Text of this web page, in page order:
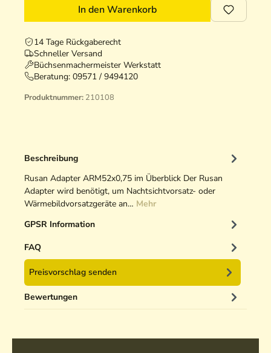
In den Warenkorb
14 Tage Rückgaberecht
Schneller Versand
Büchsenmachermeister Werkstatt
Beratung: 09571 / 9494120
Produktnummer: 210108
Beschreibung
Rusan Adapter ARM52x0,75 im Überblick Der Rusan
Adapter wird benötigt, um Nachtsichtvorsatz- oder
Wärmebildvorsatzgeräte an… Mehr
GPSR Information
FAQ
Preisvorschlag senden
Bewertungen